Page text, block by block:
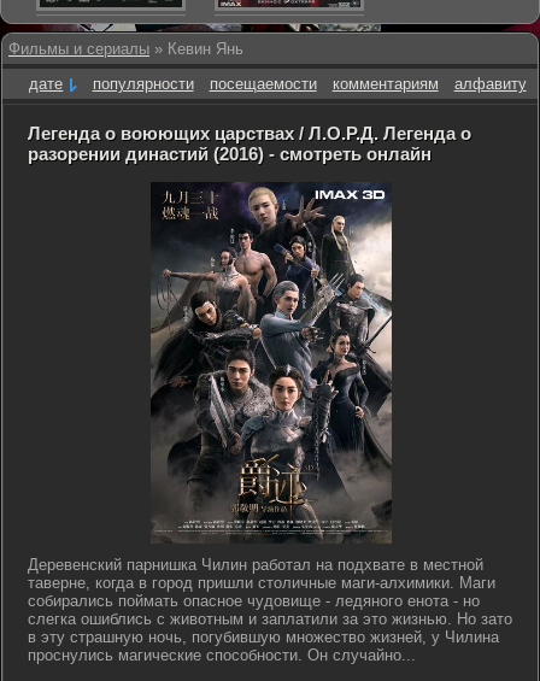
Фильмы и сериалы » Кевин Янь
дате
популярности посещаемости комментариям алфавиту
Легенда о воюющих царствах / Л.О.Р.Д. Легенда о
разорении династий (2016) - смотреть онлайн
Деревенский парнишка Чилин работал на подхвате в местной
таверне, когда в город пришли столичные маги-алхимики. Маги
собирались поймать опасное чудовище - ледяного енота - но
слегка ошиблись с животным и заплатили за это жизнью. Но зато
в эту страшную ночь, погубившую множество жизней, у Чилина
проснулись магические способности. Он случайно...